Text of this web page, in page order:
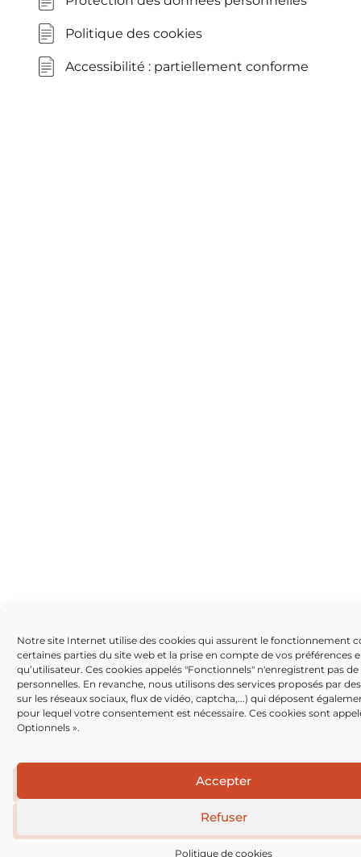
Notre site Internet utilise des cookies qui assurent le fonctionnement
certaines parties du site web et la prise en compte de vos préférences
qu’utilisateur. Ces cookies appelés "Fonctionnels" n'enregistrent pas
personnelles. En revanche, nous utilisons des services proposés par
sur les réseaux sociaux, flux de vidéo, captcha,...) qui déposent
pour lequel votre consentement est nécessaire. Ces cookies sont
Optionnels ».
Accepter
Refuser
Politique de cookies
Politique des cookies
Accessibilité : partiellement conforme